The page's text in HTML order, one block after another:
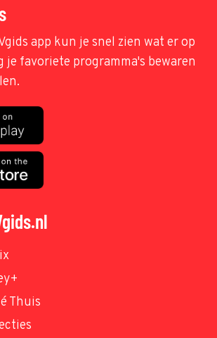
app kun je snel zien wat er op
je favoriete programma's bewaren
Thuis